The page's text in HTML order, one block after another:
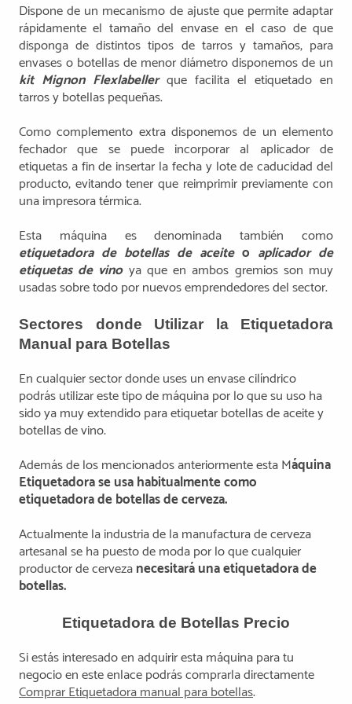
Dispone de un mecanismo de ajuste que permite adaptar
rápidamente el tamaño del envase en el caso de que
disponga de distintos tipos de tarros y tamaños, para
envases o botellas de menor diámetro disponemos de un
kit Mignon Flexlabellerque facilita el etiquetado en
tarros y botellas pequeñas.
Como complemento extra disponemos de un elemento
fechador que se puede incorporar al aplicador de
etiquetas a fin de insertar la fecha y lote de caducidad del
producto, evitando tener que reimprimir previamente con
una impresora térmica.
Esta máquina es denominada también como
etiquetadora de botellas de aceiteo aplicador de
etiquetas de vinoya que en ambos gremios son muy
usadas sobre todo por nuevos emprendedores del sector.
Sectores donde Utilizar la Etiquetadora
Manual para Botellas
En cualquier sector donde uses un envase cilíndrico
podrás utilizar este tipo de máquina por lo que su uso ha
sido ya muy extendido para etiquetar botellas de aceite y
botellas de vino.
Además de los mencionados anteriormente esta Máquina
Etiquetadora se usa habitualmente como
etiquetadora de botellas de cerveza.
Actualmente la industria de la manufactura de cerveza
artesanal se ha puesto de moda por lo que cualquier
productor de cervezanecesitará una etiquetadora de
botellas.
Etiquetadora de Botellas Precio
Si estás interesado en adquirir esta máquina para tu
negocio en este enlace podrás comprarla directamente
Comprar Etiquetadora manual para botellas.